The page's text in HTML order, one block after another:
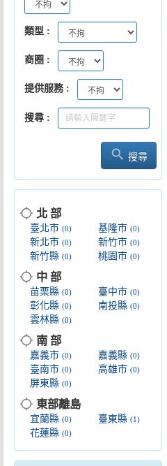
類型
商圈
提供服務
搜尋
search 搜尋
location_searching 北 部
臺北市 (0) 基隆市(0)
新北市 (0) 新竹市(0)
新竹縣 (0) 桃園市(0)
location_searching 中 部
苗栗縣 (0) 臺中市(0)
彰化縣 (0) 南投縣(0)
雲林縣 (0)
location_searching 南 部
嘉義市 (0) 嘉義縣(0)
臺南市 (0) 高雄市(0)
屏東縣 (0)
location_searching 東部離島
宜蘭縣 (0) 臺東縣(1)
花蓮縣 (0)